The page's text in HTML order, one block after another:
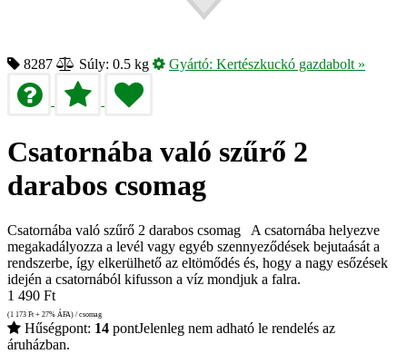
8287 Súly: 0.5 kg Gyártó: Kertészkuckó gazdabolt »
Csatornába való szűrő 2
darabos csomag
Csatornába való szűrő 2 darabos csomag A csatornába helyezve
megakadályozza a levél vagy egyéb szennyeződések bejutaását a
rendszerbe, így elkerülhető az eltömődés és, hogy a nagy esőzések
idején a csatornából kifusson a víz mondjuk a falra.
1 490 Ft
(1 173 Ft + 27% ÁFA) / csomag
Hűségpont: 14 pontJelenleg nem adható le rendelés az
áruházban.